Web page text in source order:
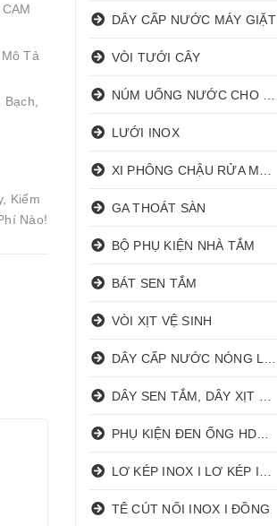
Tả
Kiểm
Nào!
DÂY CẤP NƯỚC MÁY GIẶT
VÒI TƯỚI CÂY
LƯỚI INOX
GA THOÁT SÀN
BỘ PHỤ KIỆN NHÀ TẮM
BÁT SEN TẮM
VÒI XỊT VỆ SINH
TÊ CÚT NỐI INOX I ĐỒNG